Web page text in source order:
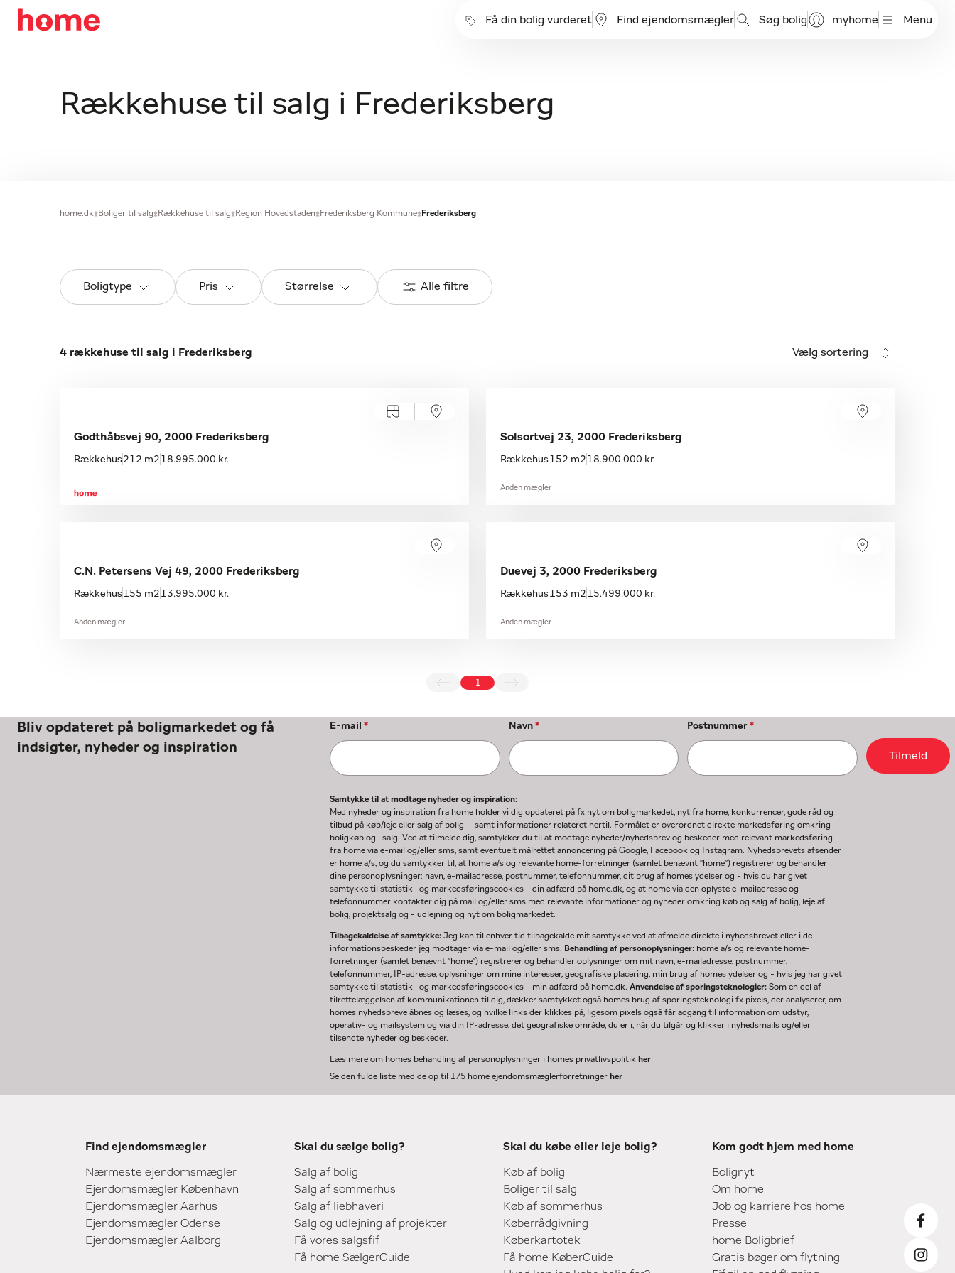
Få din bolig vurderet Find ejendomsmægler Søg bolig myhome Menu
Rækkehuse til salg i Frederiksberg
home.dk Boliger til salg Rækkehuse til salg Region Hovedstaden Frederiksberg Kommune Frederiksberg
Boligtype Pris Størrelse Alle filtre
4 rækkehuse til salg i Frederiksberg Vælg sortering
Godthåbsvej 90, 2000 Frederiksberg
Rækkehus212 m2 18.995.000 kr.
Solsortvej 23, 2000 Frederiksberg
Rækkehus152 m2 18.900.000 kr.
Anden mægler
C.N. Petersens Vej 49, 2000 Frederiksberg
Rækkehus155 m2 13.995.000 kr.
Anden mægler
Duevej 3, 2000 Frederiksberg
Rækkehus153 m2 15.499.000 kr.
Anden mægler
1
Bliv opdateret på boligmarkedet og få
indsigter, nyheder og inspiration
E-mail * Navn * Postnummer*
Tilmeld
Samtykke til at modtage nyheder og inspiration:
Med nyheder og inspiration fra home holder vi dig opdateret på fx nyt om boligmarkedet, nyt fra home, konkurrencer, gode råd og
tilbud på køb/leje eller salg af bolig – samt informationer relateret hertil. Formålet er overordnet direkte markedsføring omkring
boligkøb og -salg. Ved at tilmelde dig, samtykker du til at modtage nyheder/nyhedsbrev og beskeder med relevant markedsføring
fra home via e-mail og/eller sms, samt eventuelt målrettet annoncering på Google, Facebook og Instagram. Nyhedsbrevets afsender
er home a/s, og du samtykker til, at home a/s og relevante home-forretninger (samlet benævnt "home") registrerer og behandler
dine personoplysninger: navn, e-mailadresse, postnummer, telefonnummer, dit brug af homes ydelser og - hvis du har givet
samtykke til statistik- og markedsføringscookies - din adfærd på home.dk, og at home via den oplyste e-mailadresse og
telefonnummer kontakter dig på mail og/eller sms med relevante informationer og nyheder omkring køb og salg af bolig, leje af
bolig, projektsalg og - udlejning og nyt om boligmarkedet.
Tilbagekaldelse af samtykke:Jeg kan til enhver tid tilbagekalde mit samtykke ved at afmelde direkte i nyhedsbrevet eller i de
informationsbeskeder jeg modtager via e-mail og/eller sms. Behandling af personoplysninger: home a/s og relevante home-
forretninger (samlet benævnt "home") registrerer og behandler oplysninger om mit navn, e-mailadresse, postnummer,
telefonnummer, IP-adresse, oplysninger om mine interesser, geografiske placering, min brug af homes ydelser og - hvis jeg har givet
samtykke til statistik- og markedsføringscookies - min adfærd på home.dk. Anvendelse af sporingsteknologier:Som en del af
tilrettelæggelsen af kommunikationen til dig, dækker samtykket også homes brug af sporingsteknologi fx pixels, der analyserer, om
homes nyhedsbreve åbnes og læses, og hvilke links der klikkes på, ligesom pixels også får adgang til information om udstyr,
operativ- og mailsystem og via din IP-adresse, det geografiske område, du er i, når du tilgår og klikker i nyhedsmails og/eller
tilsendte nyheder og beskeder.
Læs mere om homes behandling af personoplysninger i homes privatlivspolitik her
Se den fulde liste med de op til 175 home ejendomsmæglerforretninger her
Find ejendomsmægler
Nærmeste ejendomsmægler
Ejendomsmægler København
Ejendomsmægler Aarhus
Ejendomsmægler Odense
Ejendomsmægler Aalborg
Skal du sælge bolig?
Salg af bolig
Salg af sommerhus
Salg af liebhaveri
Salg og udlejning af projekter
Få vores salgsfif
Få home SælgerGuide
Skal du købe eller leje bolig?
Køb af bolig
Boliger til salg
Køb af sommerhus
Køberrådgivning
Køberkartotek
Få home KøberGuide
Kom godt hjem med home
Bolignyt
Om home
Job og karriere hos home
Presse
home Boligbrief
Gratis bøger om flytning